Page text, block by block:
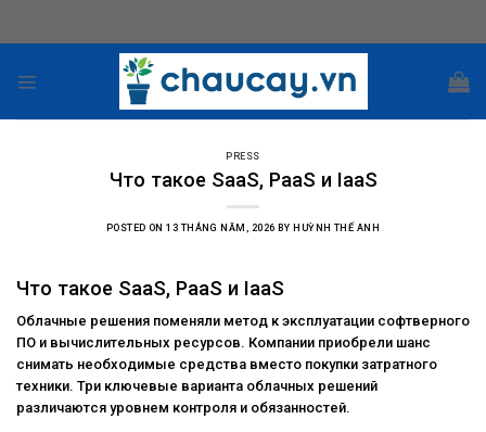
PRESS
Что такое SaaS, PaaS и IaaS
POSTED ON13 THÁNG NĂM, 2026 BY HUỲNH THẾ ANH
Что такое SaaS, PaaS и IaaS
Облачные решения поменяли метод к эксплуатации софтверного
ПО и вычислительных ресурсов. Компании приобрели шанс
снимать необходимые средства вместо покупки затратного
техники. Три ключевые варианта облачных решений
различаются уровнем контроля и обязанностей.